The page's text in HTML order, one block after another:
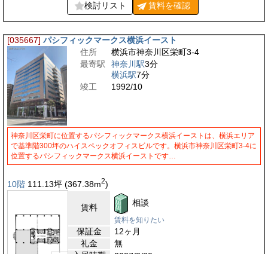
検討リスト 賃料を確認
[035667] パシフィックマークス横浜イースト
住所
横浜市神奈川区栄町3-4
最寄駅
神奈川駅3分
横浜駅7分
竣工
1992/10
神奈川区栄町に位置するパシフィックマークス横浜イーストは、横浜エリア
で基準階300坪のハイスペックオフィスビルです。横浜市神奈川区栄町3-4に
位置するパシフィックマークス横浜イーストです…
10階 111.13坪 (367.38m2)
賃料 相談
賃料を知りたい
保証金
12ヶ月
礼金
無